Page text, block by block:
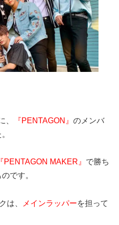
、 『PENTAGON』 のメンバ
『PENTAGON MAKER』 で勝ち
のです。
は、 メインラッパーを担って